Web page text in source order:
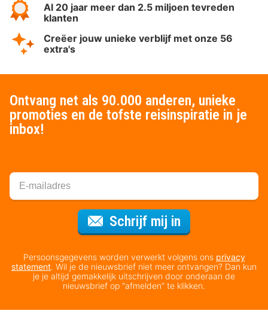
Al 20 jaar meer dan 2.5 miljoen tevreden
klanten
Creëer jouw unieke verblijf met onze 56
extra's
Ontvang net als 90.000 anderen, unieke
promoties en de tofste reisinspiratie in je
inbox!
Schrijf mij in
Persoonsgegevens worden verwerkt volgens ons privacy
statement. Wil je de nieuwsbrief niet meer ontvangen? Dan kun
je je altijd gemakkelijk uitschrijven door onderaan de
nieuwsbrief op “afmelden” te klikken.